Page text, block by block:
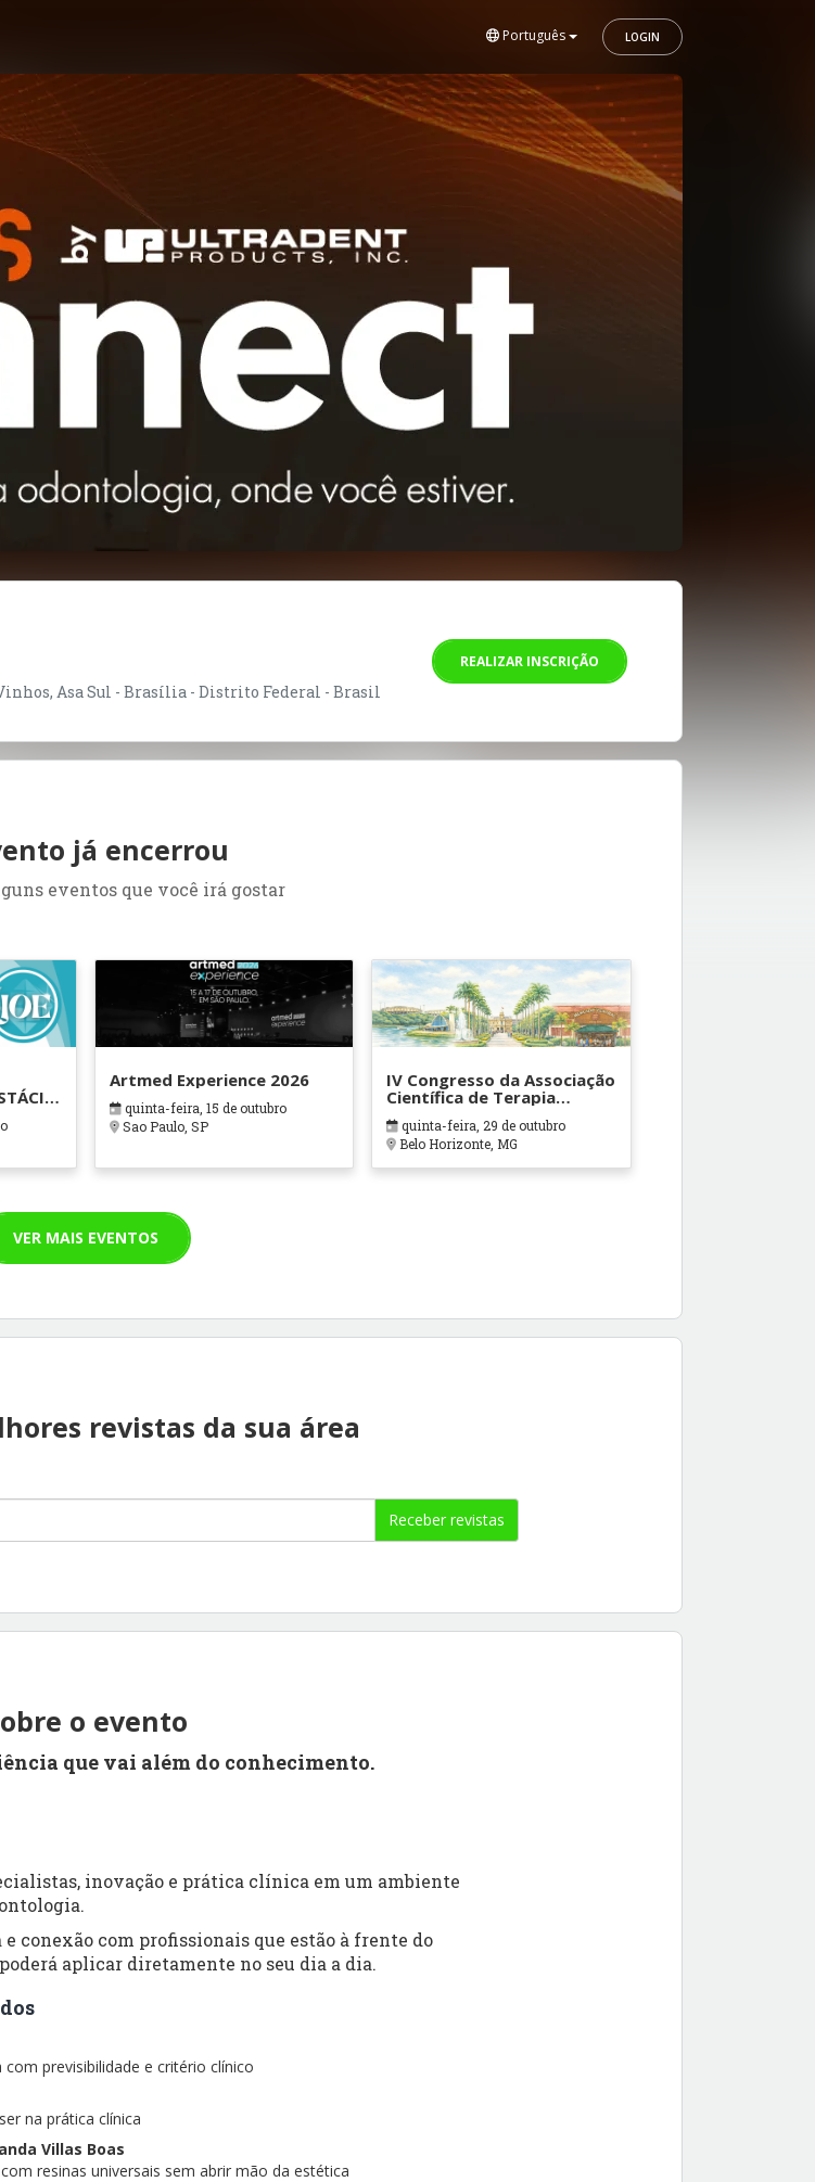
Português LOGIN
Asa Sul - Brasília - Distrito Federal - Brasil
REALIZAR INSCRIÇÃO
já encerrou
eventos que você irá gostar
Artmed Experience 2026
quinta-feira, 15 de outubro
Sao Paulo, SP
IV Congresso da Associação
Científica de Terapia
Ocupacional em Contextos
Hospitalares e Cuidados
Paliativos - ATOHOSP
quinta-feira, 29 de outubro
Belo Horizonte, MG
VER MAIS EVENTOS
revistas da sua área
Receber revistas
o evento
que vai além do conhecimento.
inovação e prática clínica em um ambiente
conexão com profissionais que estão à frente do
aplicar diretamente no seu dia a dia.
previsibilidade e critério clínico
na prática clínica
Villas Boas
resinas universais sem abrir mão da estética